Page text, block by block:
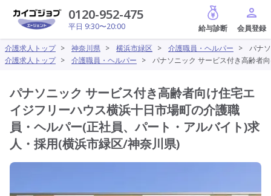
0120-952-475
平日 9:30〜20:00
給与診断
介護求人トップ > 神奈川県 > 横浜市緑区 > 介護職員・ヘルパー >
パナ
介護求人トップ > 介護職員・ヘルパー > パナソニック サービス付き高齢者
パナソニック サービス付き高齢者向け住宅エ
イジフリーハウス横浜十日市場町の介護職
員・ヘルパー(正社員、パート・アルバイト)求
人・採用(横浜市緑区/神奈川県)